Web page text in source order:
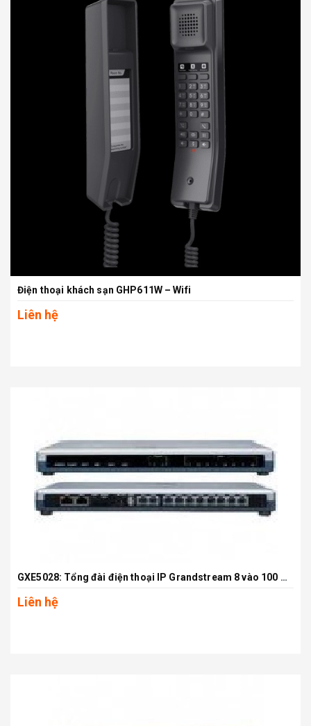
Điện thoại khách sạn GHP611W – Wifi
Liên hệ
GXE5028: Tổng đài điện thoại IP Grandstream 8 vào 100 máy lẻ IP
Liên hệ